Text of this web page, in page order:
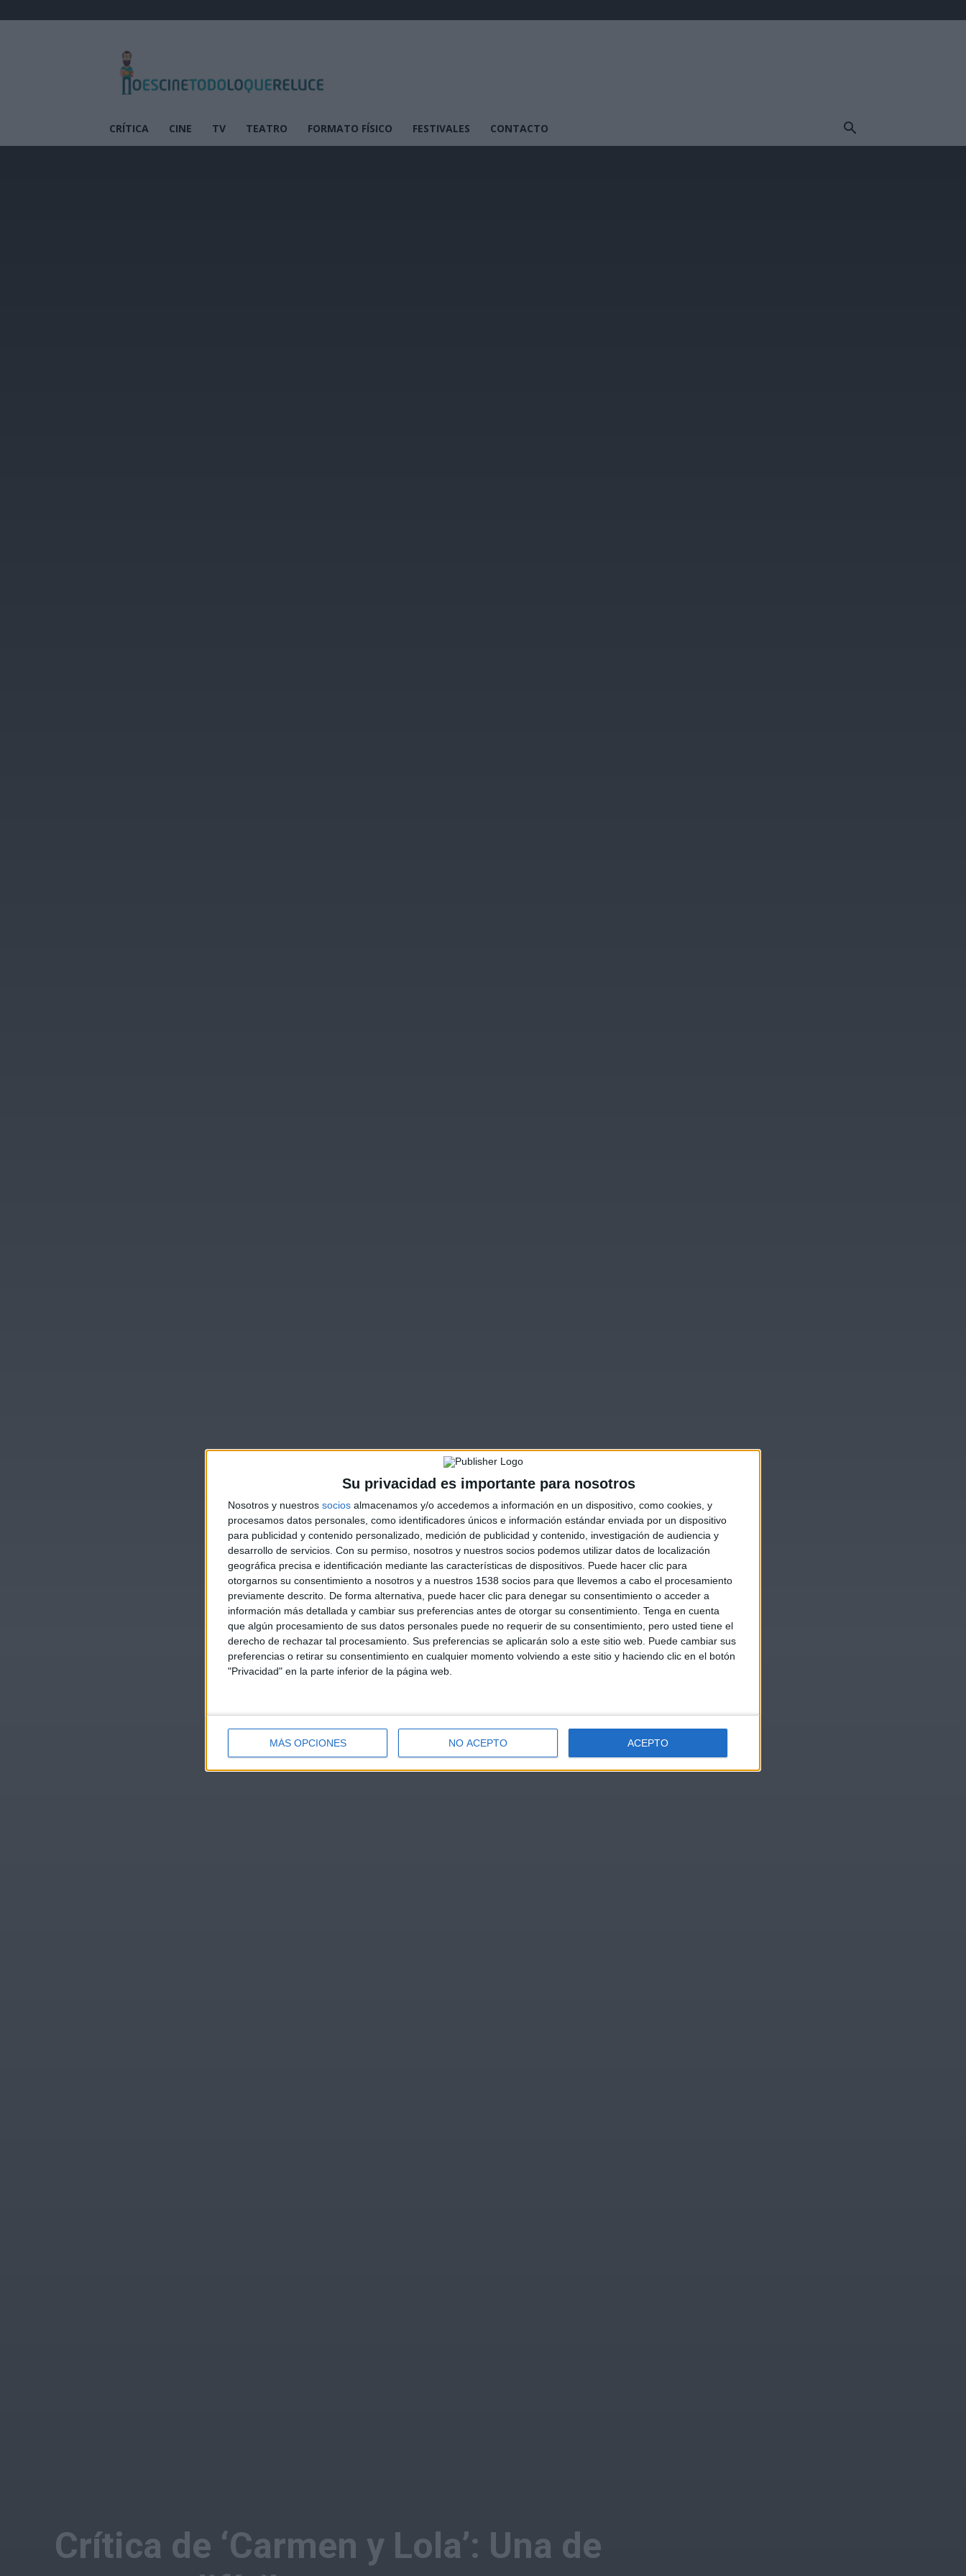
Su privacidad es importante para nosotros
Nosotros y nuestros socios almacenamos y/o accedemos a información en un dispositivo, como cookies, y
procesamos datos personales, como identificadores únicos e información estándar enviada por un dispositivo
para publicidad y contenido personalizado, medición de publicidad y contenido, investigación de audiencia y
desarrollo de servicios. Con su permiso, nosotros y nuestros socios podemos utilizar datos de localización
geográfica precisa e identificación mediante las características de dispositivos. Puede hacer clic para
otorgarnos su consentimiento a nosotros y a nuestros 1538 socios para que llevemos a cabo el procesamiento
previamente descrito. De forma alternativa, puede hacer clic para denegar su consentimiento o acceder a
información más detallada y cambiar sus preferencias antes de otorgar su consentimiento. Tenga en cuenta
que algún procesamiento de sus datos personales puede no requerir de su consentimiento, pero usted tiene el
derecho de rechazar tal procesamiento. Sus preferencias se aplicarán solo a este sitio web. Puede cambiar sus
preferencias o retirar su consentimiento en cualquier momento volviendo a este sitio y haciendo clic en el botón
"Privacidad" en la parte inferior de la página web.
MÁS OPCIONES NO ACEPTO ACEPTO
cine
todo
que
CRÍTICA CINE TV TEATRO FORMATO FÍSICO FESTIVALES CONTACTO
Crítica de ‘Carmen y Lola’: Una de